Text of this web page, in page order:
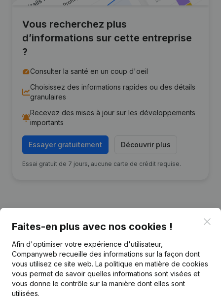
Vous recherchez plus
d’informations sur cette entreprise
?
Consulter la santé en un coup d'oeil
Choisissez des informations rapides ou des détails
granulaires
Recevez des mises à jour sur les développements
importants
Essayer gratuitement Découvrir plus
Essai gratuit de 7 jours, aucune carte de crédit requise.
Publicationsde VAS News
Date Publication
14-05-2024
Demissions - Nominations - Statuts
(Traduction, Coordination, Autres
Faites-en plus avec nos cookies !
Afin d'optimiser votre expérience d'utilisateur,
Companyweb recueille des informations sur la façon dont
vous utilisez ce site web. La politique en matière de cookies
vous permet de savoir quelles informations sont visées et
vous donne le contrôle sur la manière dont elles sont
utilisées.